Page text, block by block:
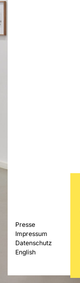
Presse
Impressum
Datenschutz
English